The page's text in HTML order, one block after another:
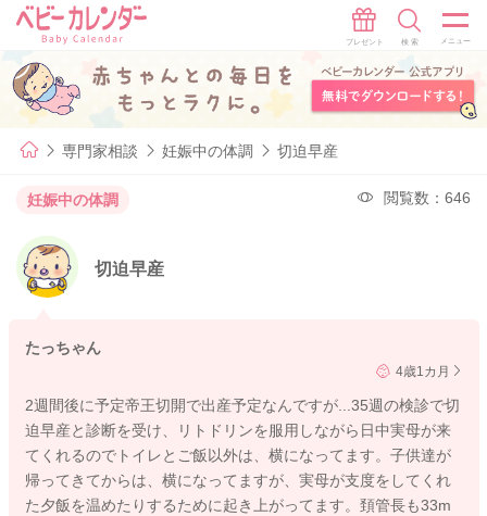
専門家相談 妊娠中の体調 切迫早産
妊娠中の体調 閲覧数：646
切迫早産
たっちゃん
4歳1カ月
2週間後に予定帝王切開で出産予定なんですが...35週の検診で切
迫早産と診断を受け、リトドリンを服用しながら日中実母が来
てくれるのでトイレとご飯以外は、横になってます。子供達が
帰ってきてからは、横になってますが、実母が支度をしてくれ
た夕飯を温めたりするために起き上がってます。頚管長も33m